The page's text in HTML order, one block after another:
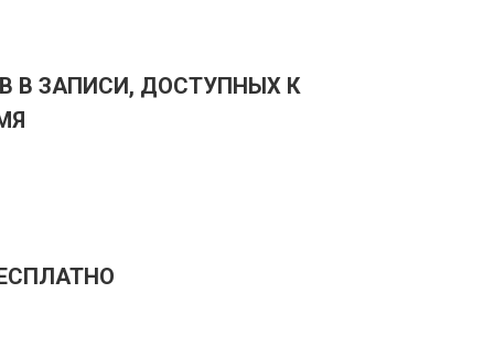
В ЗАПИСИ, ДОСТУПНЫХ К